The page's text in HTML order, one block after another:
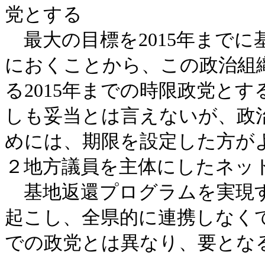
党とする
最大の目標を2015年までに
におくことから、この政治
る2015年までの時限政党と
しも妥当とは言えないが、
めには、期限を設定した方が
２地方議員を主体にしたネ
基地返還プログラムを実現
起こし、全県的に連携しな
での政党とは異なり、要とな